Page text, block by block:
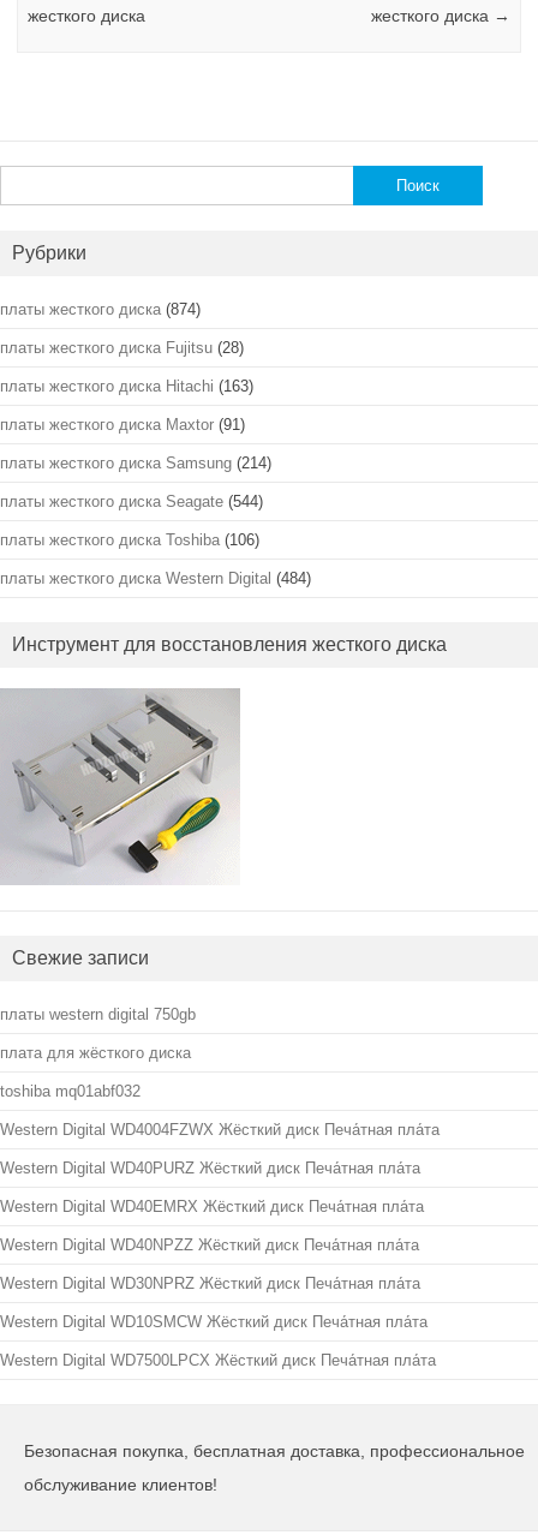
жесткого диска
жесткого диска →
Рубрики
платы жесткого диска (874)
платы жесткого диска Fujitsu (28)
платы жесткого диска Hitachi (163)
платы жесткого диска Maxtor (91)
платы жесткого диска Samsung (214)
платы жесткого диска Seagate (544)
платы жесткого диска Toshiba (106)
платы жесткого диска Western Digital (484)
Инструмент для восстановления жесткого диска
Свежие записи
платы western digital 750gb
плата для жёсткого диска
toshiba mq01abf032
Western Digital WD4004FZWX Жёсткий диск Печа́тная пла́та
Western Digital WD40PURZ Жёсткий диск Печа́тная пла́та
Western Digital WD40EMRX Жёсткий диск Печа́тная пла́та
Western Digital WD40NPZZ Жёсткий диск Печа́тная пла́та
Western Digital WD30NPRZ Жёсткий диск Печа́тная пла́та
Western Digital WD10SMCW Жёсткий диск Печа́тная пла́та
Western Digital WD7500LPCX Жёсткий диск Печа́тная пла́та
Безопасная покупка, бесплатная доставка, профессиональное
обслуживание клиентов!